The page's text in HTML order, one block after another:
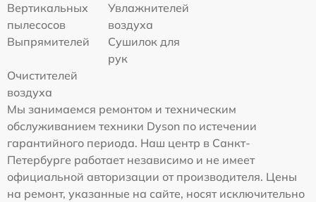
Вертикальных
пылесосов
Увлажнителей
воздуха
Выпрямителей
Сушилок для
рук
Очистителей
воздуха
Мы занимаемся ремонтом и техническим
обслуживанием техники Dyson по истечении
гарантийного периода. Наш центр в Санкт-
Петербурге работает независимо и не имеет
официальной авторизации от производителя. Цены
на ремонт, указанные на сайте, носят исключительно